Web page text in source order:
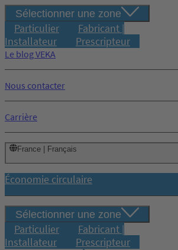
Sélectionner une zone
Particulier
Fabricant |
Installateur
Prescripteur
Le blog VEKA
Nous contacter
Carrière
France | Français
Économie circulaire
Sélectionner une zone
Particulier
Fabricant |
Installateur
Prescripteur